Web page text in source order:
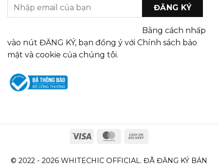
Bằng cách nhấp
vào nút ĐĂNG KÝ, bạn đồng ý với Chính sách bảo
mật và cookie của chúng tôi.
© 2022 - 2026 WHITECHIC OFFICIAL. ĐÃ ĐĂNG KÝ BẢN